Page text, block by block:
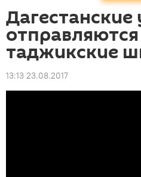
Дагестанские
таджикские
13:13 23.08.2017